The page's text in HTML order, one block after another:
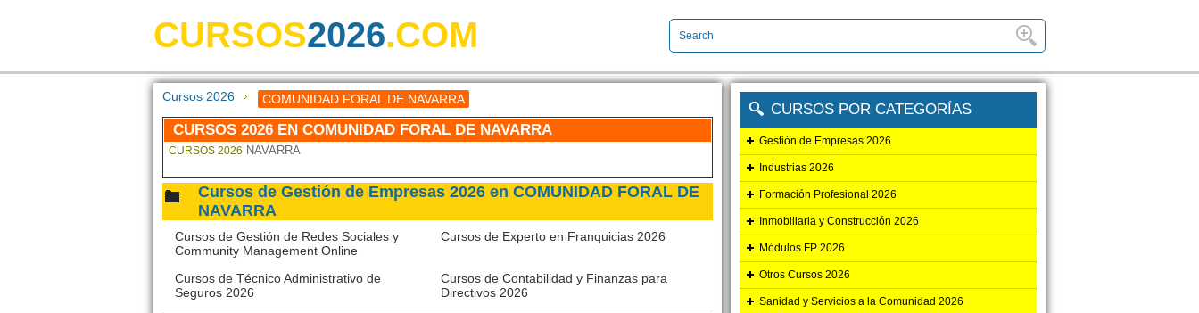
CURSOS2026.COM
Cursos 2026 COMUNIDAD FORAL DE NAVARRA
CURSOS 2026 EN COMUNIDAD FORAL DE NAVARRA
CURSOS 2026 NAVARRA
Cursos de Gestión de Empresas 2026 en COMUNIDAD FORAL DE
NAVARRA
Cursos de Gestión de Redes Sociales y
Community Management Online
Cursos de Experto en Franquicias 2026
Cursos de Técnico Administrativo de
Seguros 2026
Cursos de Contabilidad y Finanzas para
Directivos 2026
CURSOS POR CATEGORÍAS
Gestión de Empresas 2026
Industrias 2026
Formación Profesional 2026
Inmobiliaria y Construcción 2026
Módulos FP 2026
Otros Cursos 2026
Sanidad y Servicios a la Comunidad 2026